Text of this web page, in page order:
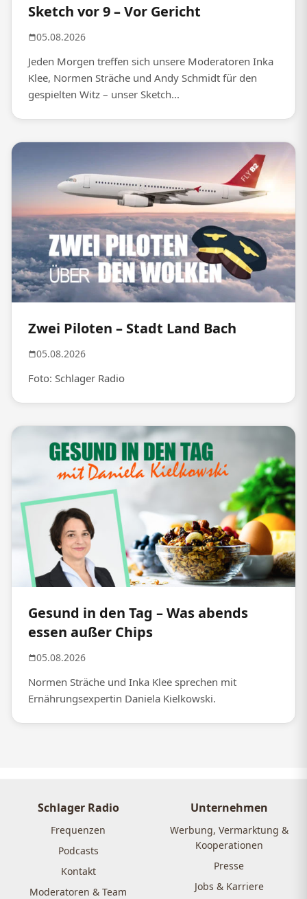
Sketch vor 9 – Vor Gericht
05.08.2026
Jeden Morgen treffen sich unsere Moderatoren Inka
Klee, Normen Sträche und Andy Schmidt für den
gespielten Witz – unser Sketch...
Zwei Piloten – Stadt Land Bach
05.08.2026
Foto: Schlager Radio
Gesund in den Tag – Was abends
essen außer Chips
05.08.2026
Normen Sträche und Inka Klee sprechen mit
Ernährungsexpertin Daniela Kielkowski.
Schlager Radio
Frequenzen
Podcasts
Kontakt
Moderatoren & Team
Unternehmen
Werbung, Vermarktung &
Kooperationen
Presse
Jobs & Karriere